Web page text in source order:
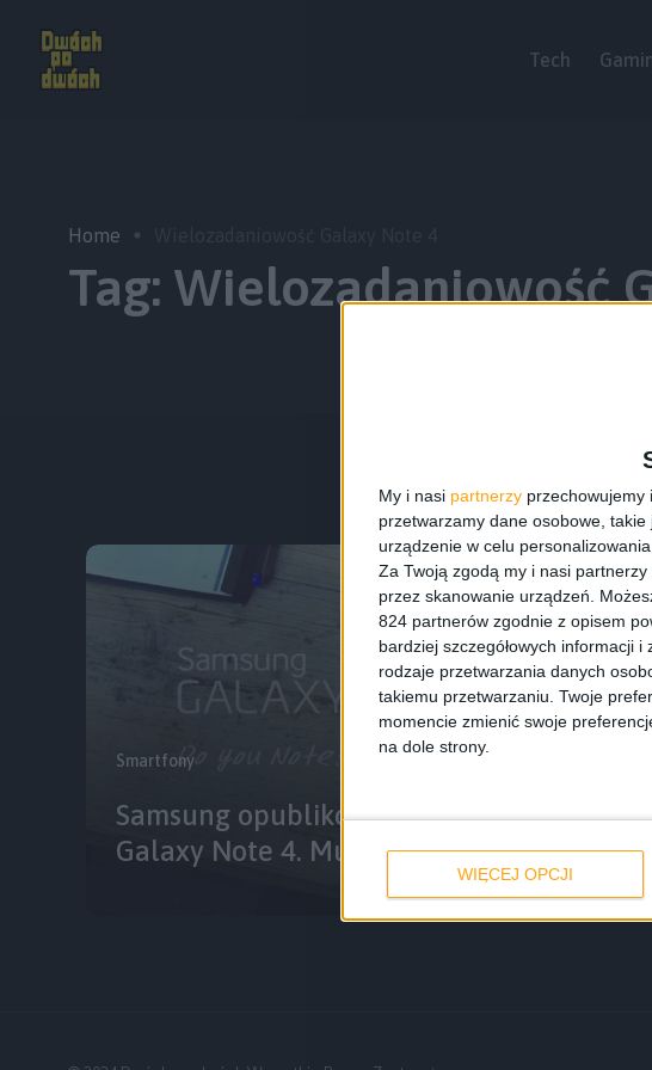
My i nasi partnerzy przechowujemy
przetwarzamy dane osobowe,
urządzenie w celu
Za Twoją zgodą my i nasi
przez skanowanie urządzeń.
824 partnerów zgodnie z opisem
bardziej szczegółowych informacji
rodzaje przetwarzania danych
takiemu przetwarzaniu. Twoje
momencie zmienić swoje
na dole strony.
WIĘCEJ OPCJI
Tech
Home
Tag: Wielozadaniowość
Smartfony
Samsung opublikował kolejny film
Galaxy Note 4. Multi Window w roli